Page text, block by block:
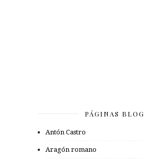
PÁGINAS BLOG
Antón Castro
Aragón romano